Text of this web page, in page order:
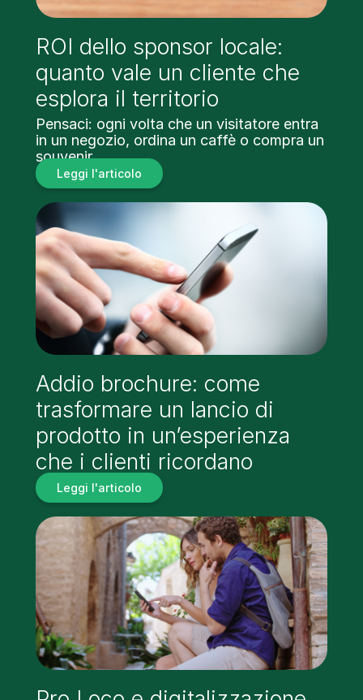
ROI dello sponsor locale:
quanto vale un cliente che
esplora il territorio
Pensaci: ogni volta che un visitatore entra
in un negozio, ordina un caffè o compra un
souvenir…
Leggi l'articolo
Addio brochure: come
trasformare un lancio di
prodotto in un’esperienza
che i clienti ricordano
Leggi l'articolo